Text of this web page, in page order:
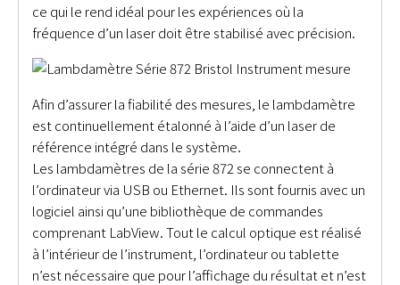
ce qui le rend idéal pour les expériences où la
fréquence d’un laser doit être stabilisé avec précision.
Afin d’assurer la fiabilité des mesures, le lambdamètre
est continuellement étalonné à l’aide d’un laser de
référence intégré dans le système.
Les lambdamètres de la série 872 se connectent à
l’ordinateur via USB ou Ethernet. Ils sont fournis avec un
logiciel ainsi qu’une bibliothèque de commandes
comprenant LabView. Tout le calcul optique est réalisé
à l’intérieur de l’instrument, l’ordinateur ou tablette
n’est nécessaire que pour l’affichage du résultat et n’est